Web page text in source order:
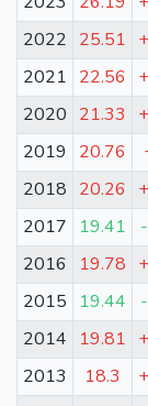
2022 25.51
2021 22.56
2020 21.33
2019
20.76
2018 20.26
2017
19.41
2016
19.78
2015
19.44
2014
19.81
2013
18.3